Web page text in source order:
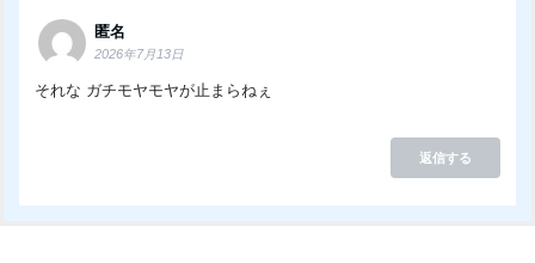
匿名
2026年7月13日
それな ガチモヤモヤが止まらねぇ
返信する